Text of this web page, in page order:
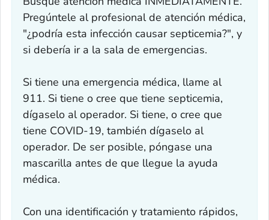
Pregúntele al profesional de atención médica,
"¿podría esta infección causar septicemia?", y
si debería ir a la sala de emergencias.
Si tiene una emergencia médica, llame al
911. Si tiene o cree que tiene septicemia,
dígaselo al operador. Si tiene, o cree que
tiene COVID-19, también dígaselo al
operador. De ser posible, póngase una
mascarilla antes de que llegue la ayuda
médica.
Con una identificación y tratamiento rápidos,